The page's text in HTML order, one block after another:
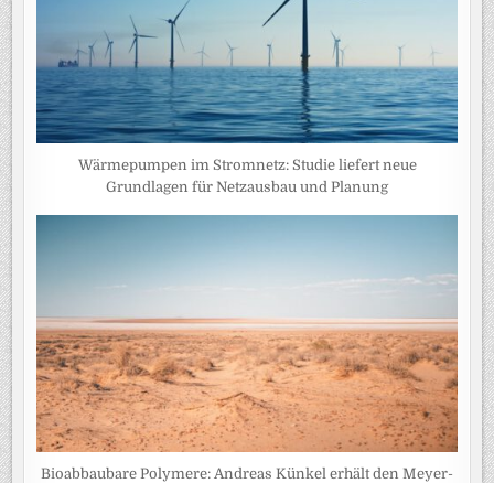
Wärmepumpen im Stromnetz: Studie liefert neue
Grundlagen für Netzausbau und Planung
Bioabbaubare Polymere: Andreas Künkel erhält den Meyer-